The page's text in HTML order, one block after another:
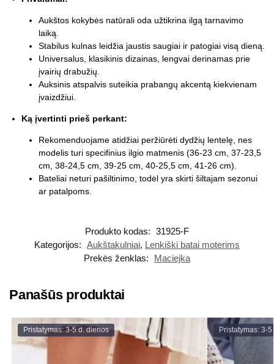
Aukštos kokybės natūrali oda užtikrina ilgą tarnavimo
laiką.
Stabilus kulnas leidžia jaustis saugiai ir patogiai visą dieną.
Universalus, klasikinis dizainas, lengvai derinamas prie
įvairių drabužių.
Auksinis atspalvis suteikia prabangų akcentą kiekvienam
įvaizdžiui.
Ką įvertinti prieš perkant:
Rekomenduojame atidžiai peržiūrėti dydžių lentelę, nes
modelis turi specifinius ilgio matmenis (36-23 cm, 37-23,5
cm, 38-24,5 cm, 39-25 cm, 40-25,5 cm, 41-26 cm).
Bateliai neturi pašiltinimo, todėl yra skirti šiltajam sezonui
ar patalpoms.
Produkto kodas: 31925-F
Kategorijos: Aukštakulniai, Lenkiški batai moterims
Prekės ženklas:
Maciejka
Panašūs produktai
Pristatymas: 3-5 d. dienos Pristatymas: 3-